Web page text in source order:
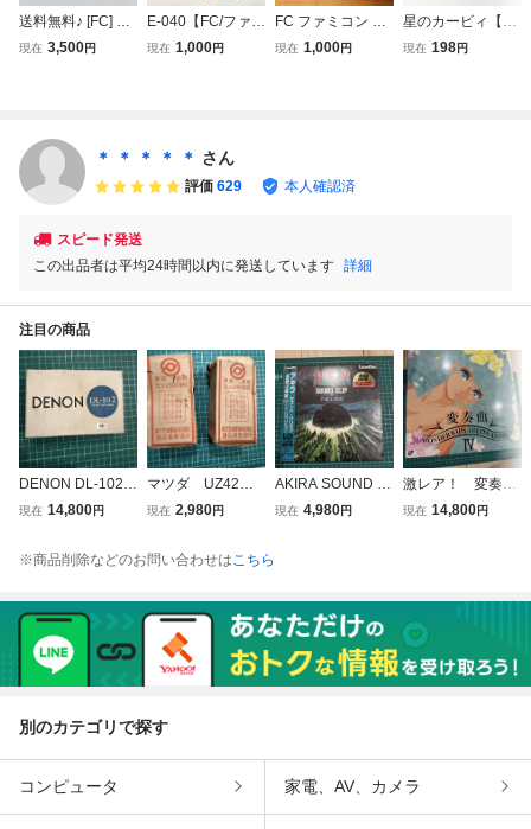
送料無料♪ [FC] フ
ァミコンソフト
現在 3,500円
E-040【FC/ファミ
コン/動作確認済】
現状品 レトロゲー
現在 1,000円
FC ファミコン 初
期型 四角ボタン H
現在 1,000円
星のカービィ【動
作確認済】８本ま
現在 198円
＊ ＊ ＊ ＊ ＊ さん
評価 629 本人確認済
スピード発送
この出品者は平均24時間以内に発送しています 詳細
注目の商品
DENON DL-102
モノラル MCカー
現在 14,800円
マツダ UZ42 2
本 TOSHIBAヴィ
現在 2,980円
AKIRA SOUND C
LIP BY 芸能山城組
現在 4,980円
激レア！ 変奏曲
LD アニメ WOND
現在 14,800円
※商品削除などのお問い合わせはこちら
別のカテゴリで探す
コンピュータ 家電、AV、カメラ